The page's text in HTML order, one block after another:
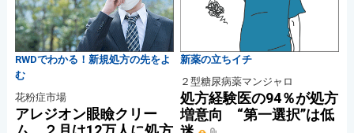
RWDでわかる！新規処方の先をよ
む
花粉症市場
アレジオン眼瞼クリー
新薬の立ちイチ
２型糖尿病薬マンジャロ
処方経験医の94％が処方
増意向 “第一選択”は低